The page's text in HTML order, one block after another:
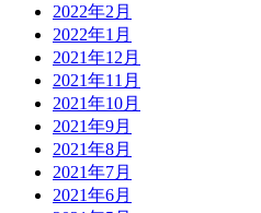
2022年2月
2022年1月
2021年12月
2021年11月
2021年10月
2021年9月
2021年8月
2021年7月
2021年6月